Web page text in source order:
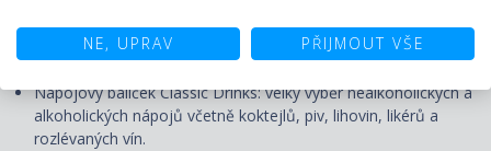
All Included:
Nápojový balíček Classic Drinks: velký výběr nealkoholických a
alkoholických nápojů včetně koktejlů, piv, lihovin, likérů a
rozlévaných vín.
NE, UPRAV PŘIJMOUT VŠE